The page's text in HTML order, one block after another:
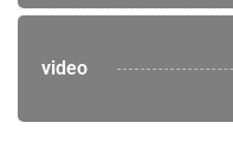
video